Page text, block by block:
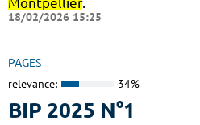
18/02/2026 15:25
PAGES
relevance: 34%
BIP 2025 N°1